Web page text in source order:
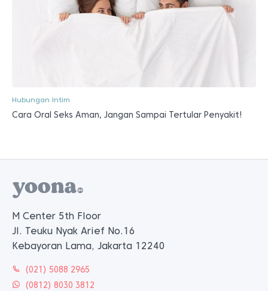
Hubungan Intim
Cara Oral Seks Aman, Jangan Sampai Tertular Penyakit!
M Center 5th Floor
Jl. Teuku Nyak Arief No.16
Kebayoran Lama, Jakarta 12240
(021) 5088 2965
(0812) 8030 3812